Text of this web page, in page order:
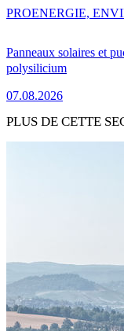
Panneaux solaires et
polysilicium
07.08.2026
PROENERGIE,
PLUS DE CETTE